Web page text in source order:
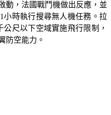
動，法國戰鬥機做出反應，並
小時執行搜尋無人機任務。拉
尺以下空域實施飛行限制，
防空能力。